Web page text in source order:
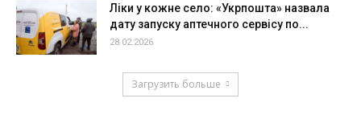
Ліки у кожне село: «Укрпошта» назвала
дату запуску аптечного сервісу по...
28.02.2026
Загрузить больше